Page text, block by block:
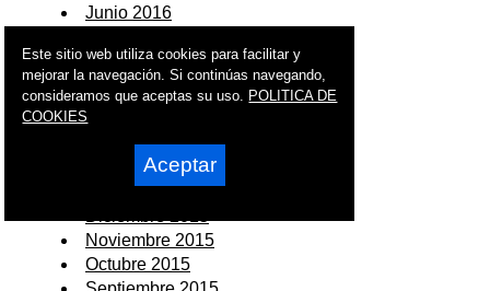
Junio 2016
Abril 2016
Marzo 2016
Febrero 2016
Noviembre 2015
Octubre 2015
Este sitio web utiliza cookies para facilitar y
mejorar la navegación. Si continúas navegando,
consideramos que aceptas su uso. POLITICA DE
COOKIES
Aceptar